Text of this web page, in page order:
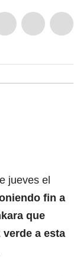
jueves el
fin a
que
a esta